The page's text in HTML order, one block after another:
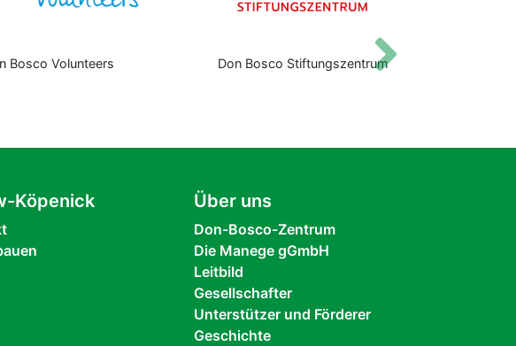
Bosco Volunteers Don Bosco Stiftungszentrum
Köpenick Über uns
Don-Bosco-Zentrum
Die Manege gGmbH
Leitbild
Gesellschafter
Unterstützer und Förderer
Geschichte